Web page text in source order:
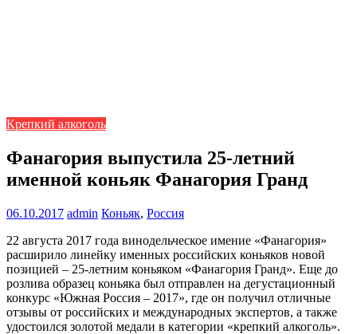
Крепкий алкоголь
Фанагория выпустила 25-летний
именной коньяк Фанагория Гранд
06.10.2017 admin Коньяк, Россия
22 августа 2017 года винодельческое имение «Фанагория»
расширило линейку именных российских коньяков новой
позицией – 25-летним коньяком «Фанагория Гранд». Еще до
розлива образец коньяка был отправлен на дегустационный
конкурс «Южная Россия – 2017», где он получил отличные
отзывы от российских и международных экспертов, а также
удостоился золотой медали в категории «крепкий алкоголь».